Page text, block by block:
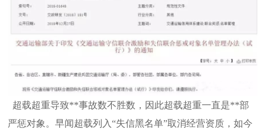
超载超重导致**事故数不胜数，因此超载超重一直是**部
严惩对象。早闻超载列入“失信黑名单”取消经营资质，如今